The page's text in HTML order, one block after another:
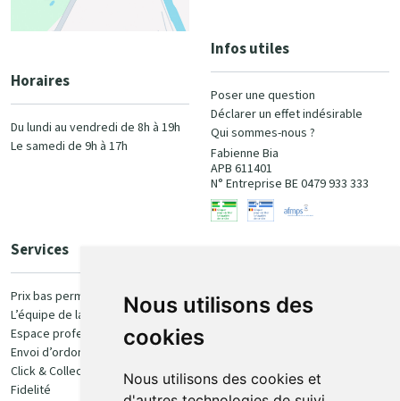
Nous utilisons des
cookies
Nous utilisons des cookies et
Horaires
Du lundi au vendredi de 8h à 19h
Le samedi de 9h à 17h
Infos utiles
Poser une question
Déclarer un effet indésirable
Qui sommes-nous ?
Fabienne Bia
APB 611401
N° Entreprise BE 0479 933 333
Services
Prix bas permanent
L’équipe de la pharmacie
Espace professionnel
Envoi d’ordonnance
Click & Collect
Fidelité
100% sécurisé